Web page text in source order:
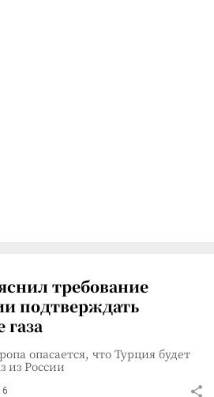
требование
подтверждать
опасается, что Турция будет
из России
6